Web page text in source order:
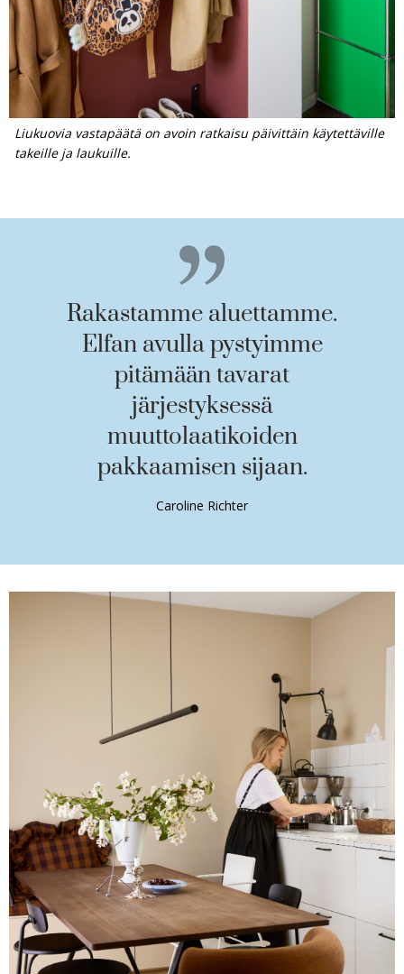
Liukuovia vastapäätä on avoin ratkaisu päivittäin käytettäville
takeille ja laukuille.
Rakastamme aluettamme.
Elfan avulla pystyimme
pitämään tavarat
järjestyksessä
muuttolaatikoiden
pakkaamisen sijaan.
Caroline Richter